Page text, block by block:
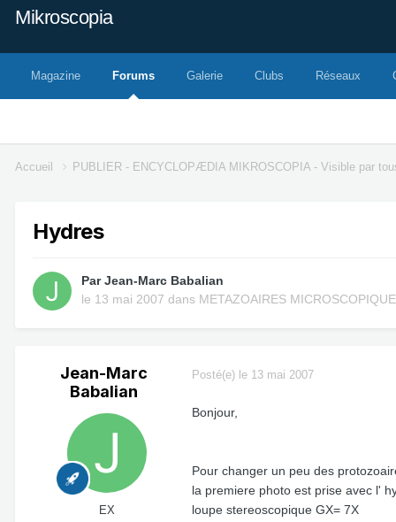
Mikroscopia
Magazine Forums Galerie Clubs Réseaux
Accueil PUBLIER - ENCYCLOPÆDIA MIKROSCOPIA - Visible par
Hydres
ParJean-Marc Babalian
le 13 mai 2007 dans METAZOAIRES
Jean-Marc
Babalian
EX
Posté(e) le 13 mai 2007
Bonjour,
Pour changer un peu des
la premiere photo est prise avec l'
loupe stereoscopique GX= 7X